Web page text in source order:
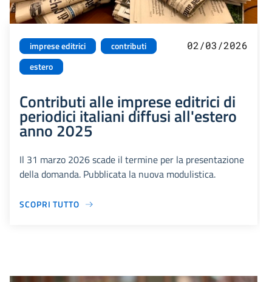
imprese editrici
contributi
estero
02/03/2026
Contributi alle imprese editrici di
periodici italiani diffusi all'estero
anno 2025
Il 31 marzo 2026 scade il termine per la presentazione
della domanda. Pubblicata la nuova modulistica.
SCOPRI TUTTO